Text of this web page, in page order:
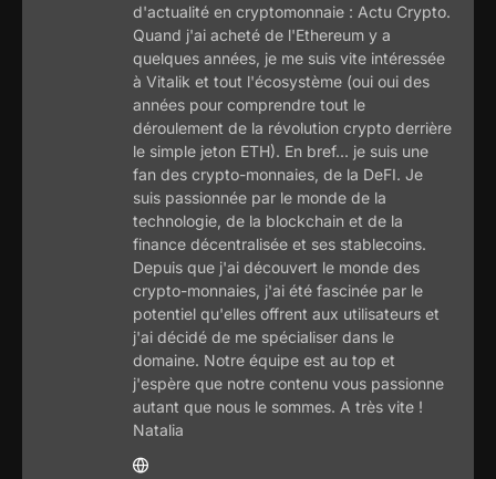
d'actualité en cryptomonnaie : Actu Crypto.
Quand j'ai acheté de l'Ethereum y a
quelques années, je me suis vite intéressée
à Vitalik et tout l'écosystème (oui oui des
années pour comprendre tout le
déroulement de la révolution crypto derrière
le simple jeton ETH). En bref... je suis une
fan des crypto-monnaies, de la DeFI. Je
suis passionnée par le monde de la
technologie, de la blockchain et de la
finance décentralisée et ses stablecoins.
Depuis que j'ai découvert le monde des
crypto-monnaies, j'ai été fascinée par le
potentiel qu'elles offrent aux utilisateurs et
j'ai décidé de me spécialiser dans le
domaine. Notre équipe est au top et
j'espère que notre contenu vous passionne
autant que nous le sommes. A très vite !
Natalia